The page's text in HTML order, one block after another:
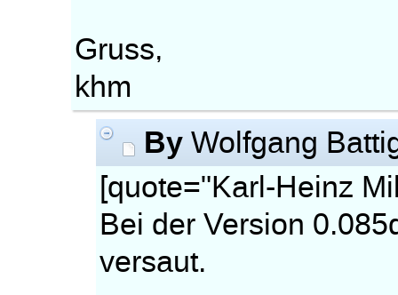
Gruss,
khm
By Wolfgang
[quote="Karl-Heinz
Bei der Version
versaut.